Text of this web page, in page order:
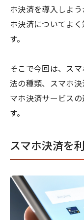
ホ決済を導入しよ
ホ決済についてよ
す。
そこで今回は、ス
法の種類、スマホ
マホ決済サービス
す。
スマホ決済を